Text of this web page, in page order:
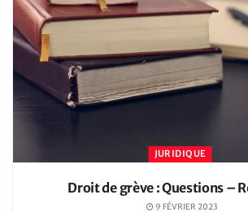
JURIDIQUE
Droit de grève : Questions –
9 FÉVRIER 2023